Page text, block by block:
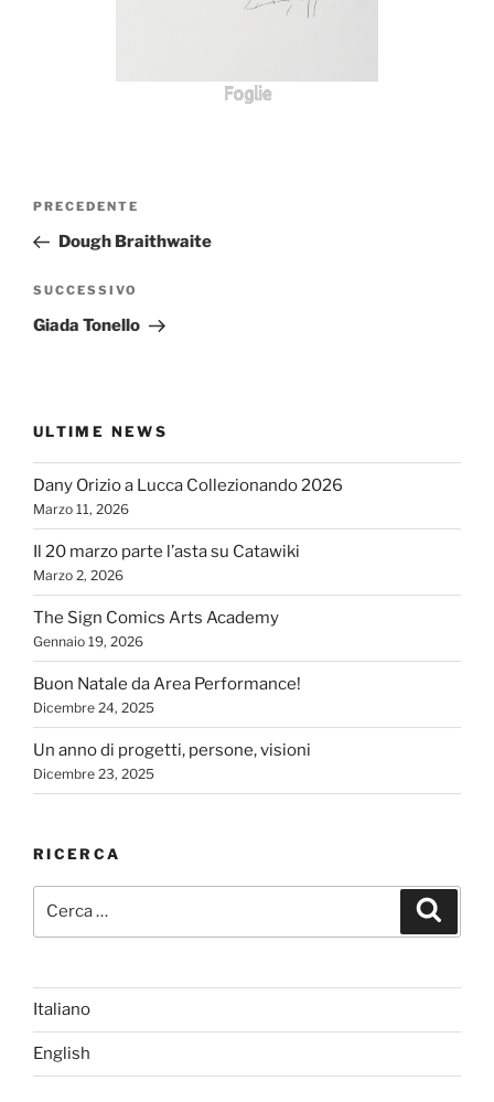
Foglie
Navigazione
Articolo
precedente:
PRECEDENTE
Dough Braithwaite
Articolo
successivo
SUCCESSIVO
Giada Tonello
ULTIME NEWS
Dany Orizio a Lucca Collezionando 2026
Marzo 11, 2026
Il 20 marzo parte l’asta su Catawiki
Marzo 2, 2026
The Sign Comics Arts Academy
Gennaio 19, 2026
Buon Natale da Area Performance!
Dicembre 24, 2025
Un anno di progetti, persone, visioni
Dicembre 23, 2025
RICERCA
Italiano
English